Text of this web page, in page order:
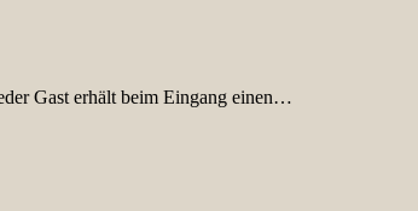
Gast erhält beim Eingang einen…